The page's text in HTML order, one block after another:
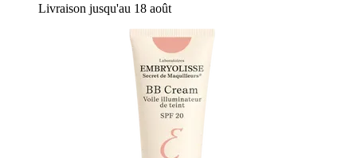
Livraison jusqu'au 18 août